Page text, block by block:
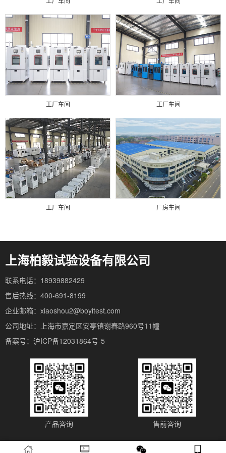
工厂车间 工厂车间
工厂车间 厂房车间
上海柏毅试验设备有限公司
联系电话：18939882429
售后热线：400-691-8199
企业邮箱：xiaoshou2@boyitest.com
公司地址：上海市嘉定区安亭镇谢春路960号11幢
备案号：沪ICP备12031864号-5
产品咨询 售前咨询